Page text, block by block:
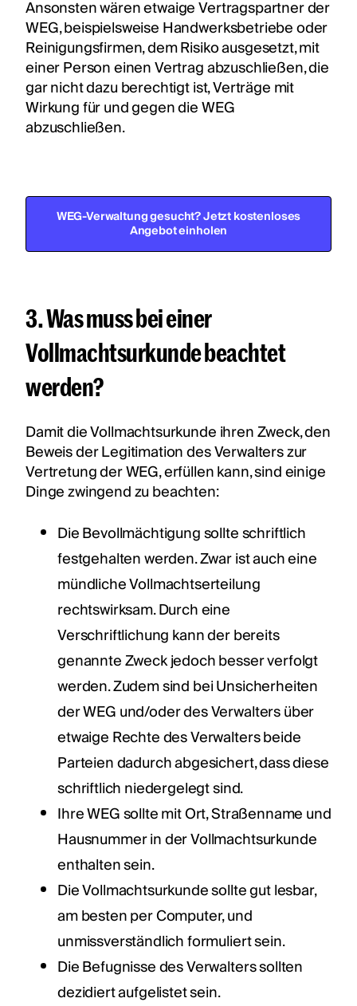
Ansonsten wären etwaige Vertragspartner der
WEG, beispielsweise Handwerksbetriebe oder
Reinigungsfirmen, dem Risiko ausgesetzt, mit
einer Person einen Vertrag abzuschließen, die
gar nicht dazu berechtigt ist, Verträge mit
Wirkung für und gegen die WEG
abzuschließen.
WEG-Verwaltung gesucht? Jetzt kostenloses
Angebot einholen
3. Was muss bei einer
Vollmachtsurkunde beachtet
werden?
Damit die Vollmachtsurkunde ihren Zweck, den
Beweis der Legitimation des Verwalters zur
Vertretung der WEG, erfüllen kann, sind einige
Dinge zwingend zu beachten:
Die Bevollmächtigung sollte schriftlich
festgehalten werden. Zwar ist auch eine
mündliche Vollmachtserteilung
rechtswirksam. Durch eine
Verschriftlichung kann der bereits
genannte Zweck jedoch besser verfolgt
werden. Zudem sind bei Unsicherheiten
der WEG und/oder des Verwalters über
etwaige Rechte des Verwalters beide
Parteien dadurch abgesichert, dass diese
schriftlich niedergelegt sind.
Ihre WEG sollte mit Ort, Straßenname und
Hausnummer in der Vollmachtsurkunde
enthalten sein.
Die Vollmachtsurkunde sollte gut lesbar,
am besten per Computer, und
unmissverständlich formuliert sein.
Die Befugnisse des Verwalters sollten
dezidiert aufgelistet sein.